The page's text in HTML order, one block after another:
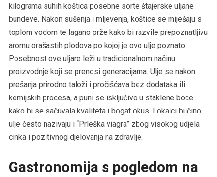
kilograma suhih koštica posebne sorte štajerske uljane
bundeve. Nakon sušenja i mljevenja, koštice se miješaju s
toplom vodom te lagano prže kako bi razvile prepoznatljivu
aromu orašastih plodova po kojoj je ovo ulje poznato.
Posebnost ove uljare leži u tradicionalnom načinu
proizvodnje koji se prenosi generacijama. Ulje se nakon
prešanja prirodno taloži i pročišćava bez dodataka ili
kemijskih procesa, a puni se isključivo u staklene boce
kako bi se sačuvala kvaliteta i bogat okus. Lokalci bučino
ulje često nazivaju i “Prleška viagra” zbog visokog udjela
cinka i pozitivnog djelovanja na zdravlje.
Gastronomija s pogledom na